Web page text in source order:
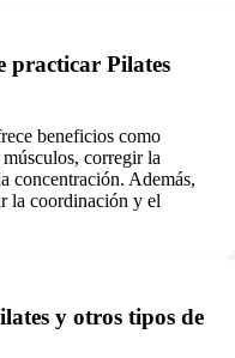
practicar Pilates
beneficios como
corregir la
concentración. Además,
la coordinación y el
y otros tipos de